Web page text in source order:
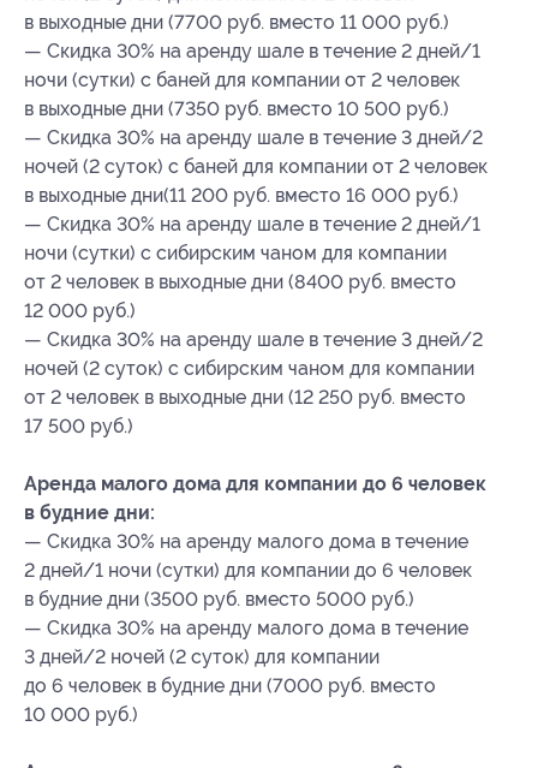
в выходные дни (7700 руб. вместо 11 000 руб.)
— Скидка 30% на аренду шале в течение 2 дней/1
ночи (сутки) с баней для компании от 2 человек
в выходные дни (7350 руб. вместо 10 500 руб.)
— Скидка 30% на аренду шале в течение 3 дней/2
ночей (2 суток) с баней для компании от 2 человек
в выходные дни(11 200 руб. вместо 16 000 руб.)
— Скидка 30% на аренду шале в течение 2 дней/1
ночи (сутки) с сибирским чаном для компании
от 2 человек в выходные дни (8400 руб. вместо
12 000 руб.)
— Скидка 30% на аренду шале в течение 3 дней/2
ночей (2 суток) с сибирским чаном для компании
от 2 человек в выходные дни (12 250 руб. вместо
17 500 руб.)
Аренда малого дома для компании до 6 человек
в будние дни:
— Скидка 30% на аренду малого дома в течение
2 дней/1 ночи (сутки) для компании до 6 человек
в будние дни (3500 руб. вместо 5000 руб.)
— Скидка 30% на аренду малого дома в течение
3 дней/2 ночей (2 суток) для компании
до 6 человек в будние дни (7000 руб. вместо
10 000 руб.)